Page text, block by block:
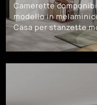
Camerette
modello in
Casa per stanzette